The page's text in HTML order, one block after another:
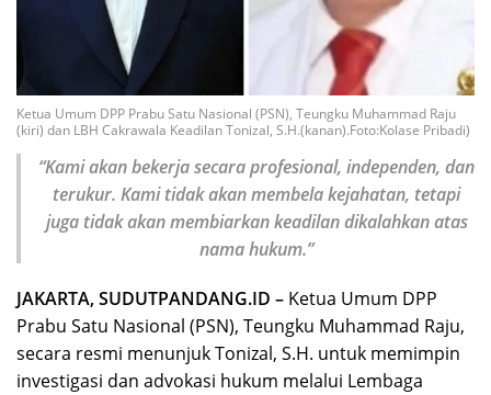
Ketua Umum DPP Prabu Satu Nasional (PSN), Teungku Muhammad Raju
(kiri) dan LBH Cakrawala Keadilan Tonizal, S.H.(kanan).Foto:Kolase Pribadi)
“Kami akan bekerja secara profesional, independen, dan
terukur. Kami tidak akan membela kejahatan, tetapi
juga tidak akan membiarkan keadilan dikalahkan atas
nama hukum.”
JAKARTA, SUDUTPANDANG.ID – Ketua Umum DPP
Prabu Satu Nasional (PSN), Teungku Muhammad Raju,
secara resmi menunjuk Tonizal, S.H. untuk memimpin
investigasi dan advokasi hukum melalui Lembaga